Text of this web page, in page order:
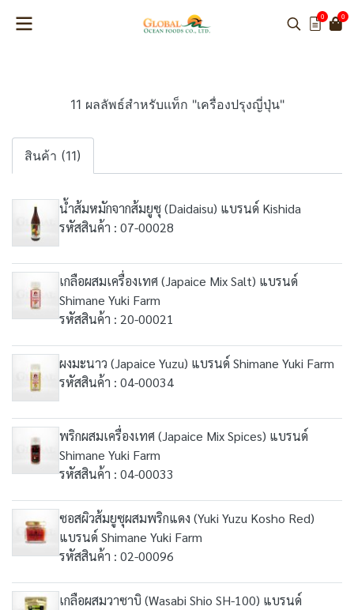
0 0
11 ผลลัพธ์สำหรับแท็ก "เครื่องปรุงญี่ปุ่น"
สินค้า (11)
น้ำส้มหมักจากส้มยูซุ (Daidaisu) แบรนด์ Kishida
รหัสสินค้า : 07-00028
เกลือผสมเครื่องเทศ (Japaice Mix Salt) แบรนด์
Shimane Yuki Farm
รหัสสินค้า : 20-00021
ผงมะนาว (Japaice Yuzu) แบรนด์ Shimane Yuki Farm
รหัสสินค้า : 04-00034
พริกผสมเครื่องเทศ (Japaice Mix Spices) แบรนด์
Shimane Yuki Farm
รหัสสินค้า : 04-00033
ซอสผิวส้มยูซุผสมพริกแดง (Yuki Yuzu Kosho Red)
แบรนด์ Shimane Yuki Farm
รหัสสินค้า : 02-00096
เกลือผสมวาซาบิ (Wasabi Shio SH-100) แบรนด์